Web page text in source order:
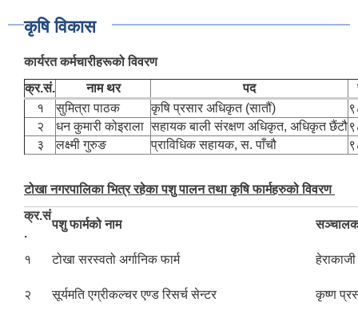
कृषि विकास
कार्यरत कर्मचारीहरूको विवरण
क्र.सं.
नाम थर पद
१
सुमित्रा पाठक कृषि प्रसार अधिकृत (सातौं)
२
धन कुमारी कोइराला सहायक बाली संरक्षण अधिकृत, अधिकृत छैंटौ
३
लक्ष्मी गुरुङ प्राविधिक सहायक, स. पाँचौ
टोखा नगरपालिका भित्र रहेका पशु पालन तथा कृषि फार्महरुको विवरण
क्र.सं
.
पशु फार्मको नाम
१ टोखा सरस्वतो अर्गानिक फार्म
२ सूर्यमति एग्रीकल्चर एण्ड रिसर्च सेन्टर कृष्ण